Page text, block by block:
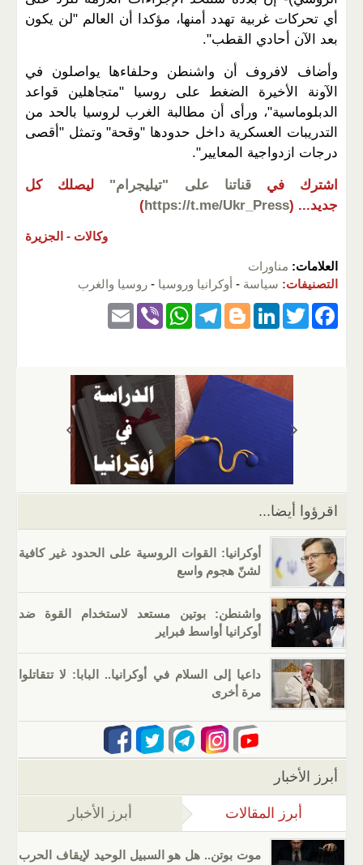
أي تحركات غربية تهدد أمنها، مؤكدا أن العالم "لن يكون
بعد الآن أحادي القطب".
وأضاف لافروف أن واشنطن وحلفاءها يواصلون في
الآونة الأخيرة الضغط على روسيا "متجاهلين قواعد
الدبلوماسية"، ورأى أن مطالبة الغرب لروسيا بالحد من
التدريبات العسكرية داخل حدودها "وقحة" وتمثل "أقصى
درجات ازدواجية المعايير".
اشترك في قناتنا على "تيليجرام"
ليصلك كل
جديد... (
https://t.me/Ukr_Press
)
وكالات - الجزيرة
العلامات: مناورات
التصنيفات: سياسة - أوكرانيا وروسيا - روسيا والغرب
F
k
T
er
Li
e
n
Bl
T
gr
a
m
W
s
A
p
p
Vi
اقرؤوا أيضا...
أوكرانيا: القوات الروسية على الحدود غير كافية
لشنّ هجوم واسع
واشنطن: بوتين مستعد لاستخدام القوة ضد
أوكرانيا أواسط فبراير
داعيا إلى السلام في أوكرانيا.. البابا: لا تتقاتلوا
مرة أخرى
أبرز الأخبار
أبرز المقالات (علامة التبويب النشطة)
أبرز الأخبار
موت بوتن.. هل هو السبيل الوحيد لإيقاف الحرب